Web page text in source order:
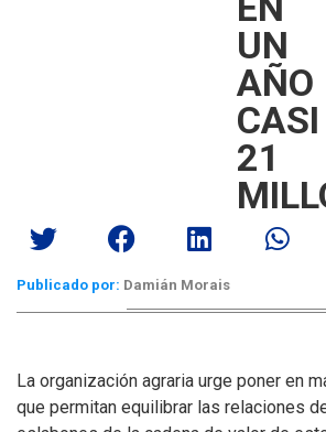
UN
AÑO
CASI
21
Publicado por: Damián Morais
La organización agraria urge poner en
que permitan equilibrar las relaciones